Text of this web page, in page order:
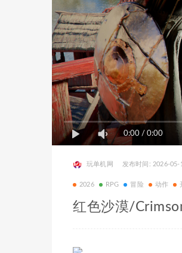
0:00 / 0:00
玩单机网 发布时间: 2026-05-
2026 RPG 冒险 动作
红色沙漠/